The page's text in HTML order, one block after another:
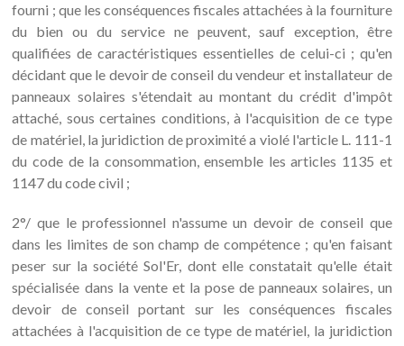
fourni ; que les conséquences fiscales attachées à la fourniture
du bien ou du service ne peuvent, sauf exception, être
qualifiées de caractéristiques essentielles de celui-ci ; qu'en
décidant que le devoir de conseil du vendeur et installateur de
panneaux solaires s'étendait au montant du crédit d'impôt
attaché, sous certaines conditions, à l'acquisition de ce type
de matériel, la juridiction de proximité a violé l'article L. 111-1
du code de la consommation, ensemble les articles 1135 et
1147 du code civil ;
2°/ que le professionnel n'assume un devoir de conseil que
dans les limites de son champ de compétence ; qu'en faisant
peser sur la société Sol'Er, dont elle constatait qu'elle était
spécialisée dans la vente et la pose de panneaux solaires, un
devoir de conseil portant sur les conséquences fiscales
attachées à l'acquisition de ce type de matériel, la juridiction